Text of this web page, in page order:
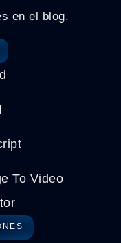
en el blog.
To Video